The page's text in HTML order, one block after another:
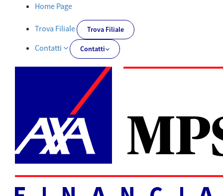
Documenti PRIIPs | AXA MPS Financial - AXA-MPSFINANCIAL.IT
Home Page
Trova Filiale Trova Filiale
Contatti Contatti